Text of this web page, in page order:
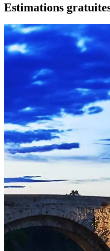
Estimations